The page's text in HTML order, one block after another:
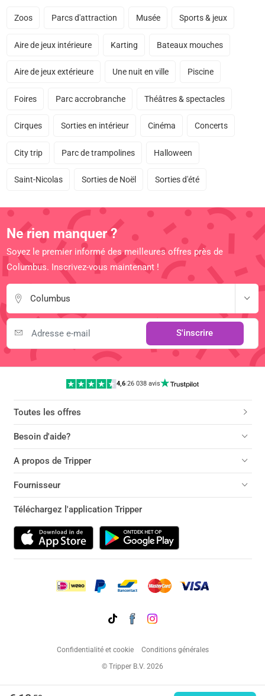
Zoos Parcs d'attraction Musée Sports & jeux
Aire de jeux intérieure Karting Bateaux mouches
Aire de jeux extérieure Une nuit en ville Piscine
Foires Parc accrobranche Théâtres & spectacles
Cirques Sorties en intérieur Cinéma Concerts
City trip Parc de trampolines Halloween
Saint-Nicolas Sorties de Noël Sorties d'été
Ne rien manquer ?
Soyez le premier informé des meilleures offres près de
Columbus. Inscrivez-vous maintenant !
Columbus
S'inscrire
4,6 |26 038 avis
Toutes les offres
Besoin d'aide?
A propos de Tripper
Fournisseur
Téléchargez l'application Tripper
Confidentialité et cookie
Conditions générales
© Tripper B.V. 2026